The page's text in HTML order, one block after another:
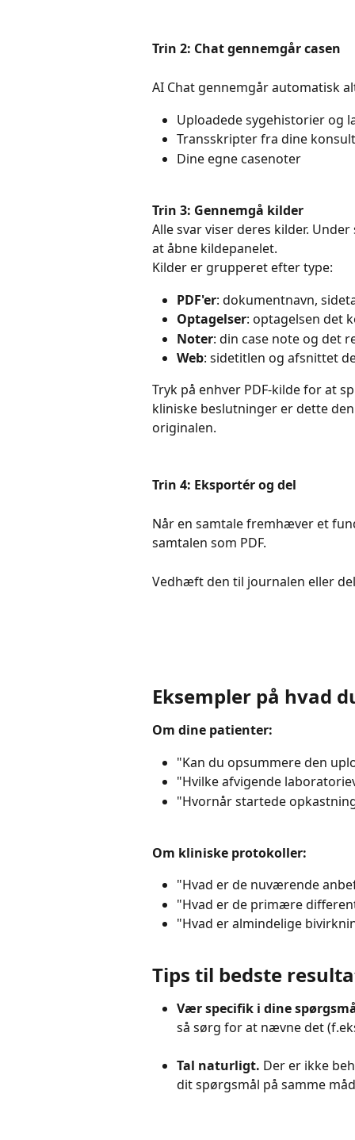
Trin 2: Chat gennemgår casen
AI Chat gennemgår automatisk
Uploadede sygehistorier og
Transskripter fra dine
Dine egne casenoter
Trin 3: Gennemgå kilder
Alle svar viser deres kilder.
at åbne kildepanelet.
Kilder er grupperet efter type:
PDF'er: dokumentnavn,
Optagelser: optagelsen det
Noter: din case note og det
Web: sidetitlen og afsnittet
Tryk på enhver PDF-kilde for at
kliniske beslutninger er dette
originalen.
Trin 4: Eksportér og del
Når en samtale fremhæver et
samtalen som PDF.
Vedhæft den til journalen eller
Eksempler på hvad
Om dine patienter:
"Kan du opsummere den
"Hvilke afvigende
"Hvornår startede
Om kliniske protokoller:
"Hvad er de nuværende
"Hvad er de primære
"Hvad er almindelige
Tips til bedste
Vær specifik i dine
så sørg for at nævne det
Tal naturligt. Der er ikke
dit spørgsmål på samme